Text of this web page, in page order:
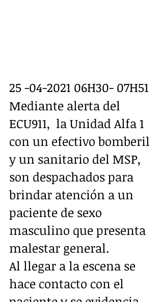
25 -04-2021 06H30- 07H51
Mediante alerta del
ECU911,  la Unidad Alfa 1
con un efectivo bomberil
y un sanitario del MSP,
son despachados para
brindar atención a un
paciente de sexo
masculino que presenta
malestar general.
Al llegar a la escena se
hace contacto con el